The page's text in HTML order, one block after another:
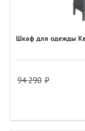
Шкаф для одежды
94 290